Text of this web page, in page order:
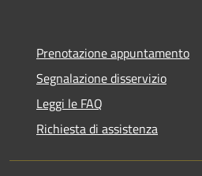
Prenotazione appuntamento
Segnalazione disservizio
Leggi le FAQ
Richiesta di assistenza